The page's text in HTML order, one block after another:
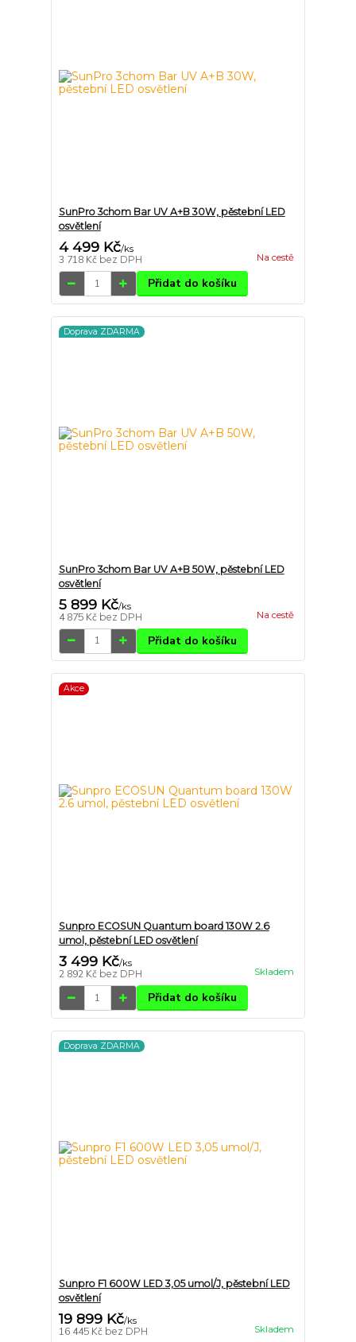
SunPro 3chom Bar UV A+B 30W, pěstební LED
osvětlení
4 499 Kč/ks
3 718 Kč bez DPH Na cestě
Přidat do košíku
Doprava ZDARMA
SunPro 3chom Bar UV A+B 50W, pěstební LED
osvětlení
5 899 Kč/ks
4 875 Kč bez DPH Na cestě
Přidat do košíku
Akce
Sunpro ECOSUN Quantum board 130W 2.6
umol, pěstební LED osvětlení
3 499 Kč/ks
2 892 Kč bez DPH Skladem
Přidat do košíku
Doprava ZDARMA
Sunpro F1 600W LED 3,05 umol/J, pěstební LED
osvětlení
19 899 Kč/ks
16 445 Kč bez DPH Skladem